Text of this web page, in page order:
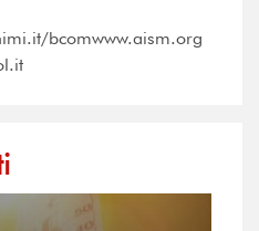
bcomwww.aism.org